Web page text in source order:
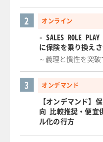
オンライン
2
- SALES ROLE
に保険を乗り換えさ
～義理と慣性を突
オンデマンド
3
【オンデマンド】
向 比較推奨・便宜
ル化の行方